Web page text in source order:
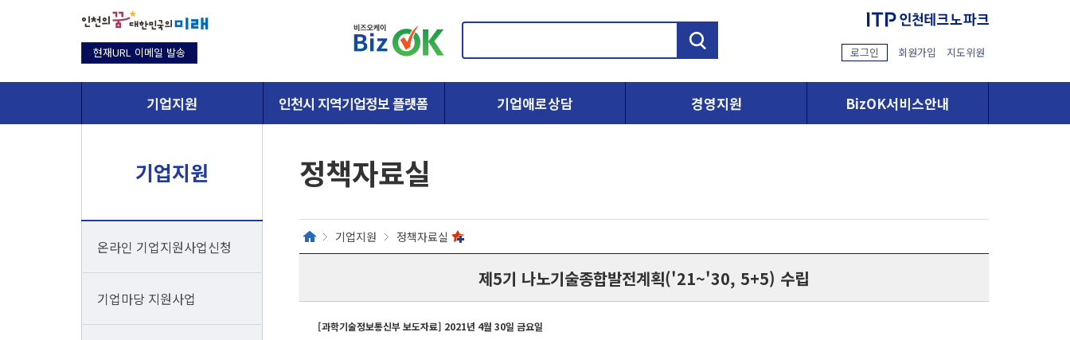
검
현재URL 이메일 발송
기업지원 인천시 지역기업정보 플랫폼 기업애로상담 경영지원 BizOK서비스안내
로그인 회원가입 지도위원
기업지원
온라인 기업지원사업신청
기업마당 지원사업
정책자료실
기업지원 정책자료실
제5기 나노기술종합발전계획('21~'30, 5+5) 수립
[과학기술정보통신부 보도자료] 2021년 4월 30일 금요일